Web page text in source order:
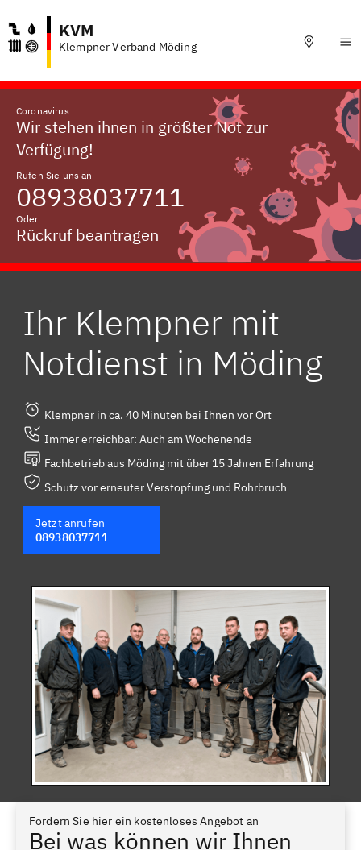
KVM
Klempner Verband Möding
Coronavirus
Wir stehen ihnen in größter Not zur
Verfügung!
Rufen Sie uns an
08938037711
Oder
Rückruf beantragen
Ihr Klempner mit
Notdienst in Möding
Klempner in ca. 40 Minuten bei Ihnen vor Ort
Immer erreichbar: Auch am Wochenende
Fachbetrieb aus Möding mit über 15 Jahren Erfahrung
Schutz vor erneuter Verstopfung und Rohrbruch
Jetzt anrufen
08938037711
Fordern Sie hier ein kostenloses Angebot an
Bei was können wir Ihnen